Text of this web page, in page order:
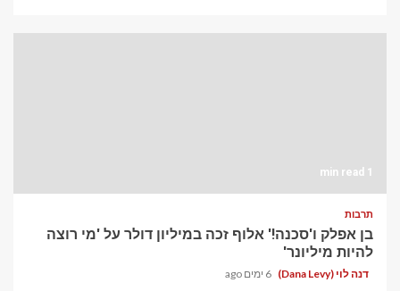
1 min read
תרבות
בן אפלק ו'סכנה!' אלוף זכה במיליון דולר על 'מי רוצה
להיות מיליונר'
דנה לוי (Dana Levy) 6 ימים ago